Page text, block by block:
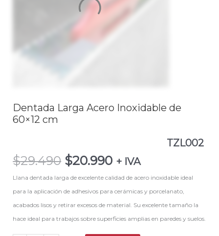
Dentada Larga Acero Inoxidable de
60×12 cm
TZL002
$29.490 $20.990 + IVA
Llana dentada larga de excelente calidad de acero inoxidable ideal
para la aplicación de adhesivos para cerámicas y porcelanato,
acabados lisos y retirar excesos de material. Su excelente tamaño la
hace ideal para trabajos sobre superficies amplias en paredes y suelos.
cantidad